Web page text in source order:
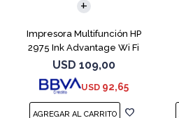
Impresora Multifunción HP
2975 Ink Advantage Wi Fi
USD 109,00
USD 92,65